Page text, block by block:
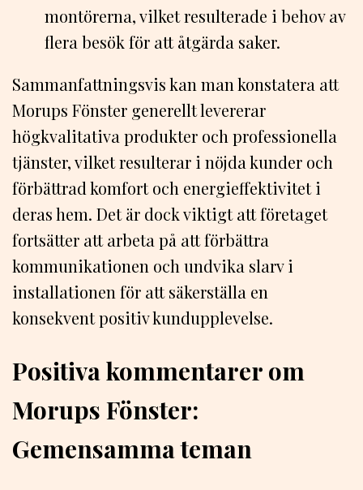
montörerna, vilket resulterade i behov av
flera besök för att åtgärda saker.
Sammanfattningsvis kan man konstatera att
Morups Fönster generellt levererar
högkvalitativa produkter och professionella
tjänster, vilket resulterar i nöjda kunder och
förbättrad komfort och energieffektivitet i
deras hem. Det är dock viktigt att företaget
fortsätter att arbeta på att förbättra
kommunikationen och undvika slarv i
installationen för att säkerställa en
konsekvent positiv kundupplevelse.
Positiva kommentarer om
Morups Fönster:
Gemensamma teman